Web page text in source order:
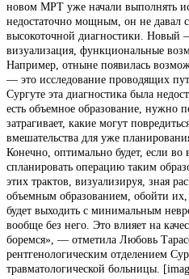
новом МРТ уже начали выполнять
недостаточно мощным, он не давал
высокоточной диагностики. Новый
визуализация, функциональные
Например, отныне появилась
— это исследование проводящих
Сургуте эта диагностика была
есть объемное образование, нужно
затрагивает, какие могут
вмешательства для уже
Конечно, оптимально будет, если
спланировать операцию таким
этих трактов, визуализируя, зная
объемным образованием, обойти их,
будет выходить с минимальным
вообще без него. Это влияет на
боремся», — отметила Любовь
рентгенологическим отделением
травматологической больницы.